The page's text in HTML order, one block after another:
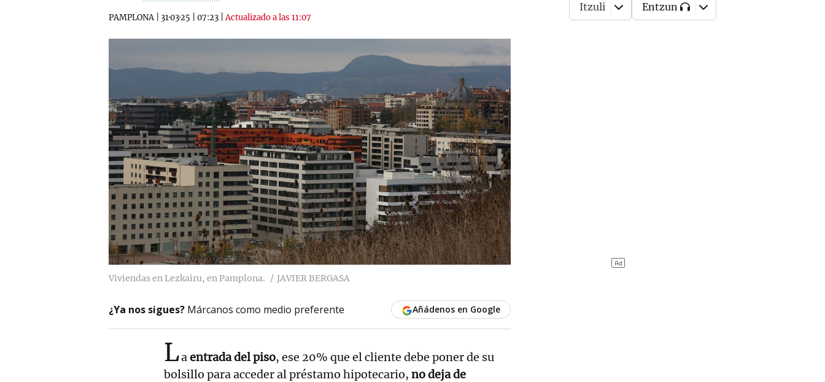
PAMPLONA| 31·03·25 07:23 |Actualizado a las 11:07
Itzuli Entzun
Viviendas en Lezkairu, en Pamplona. JAVIER BERGASA
¿Ya nos sigues? Márcanos como medio preferente Añádenos en Google
Laentrada del piso, ese 20% que el cliente debe poner de su
bolsillo para acceder al préstamo hipotecario, no deja de